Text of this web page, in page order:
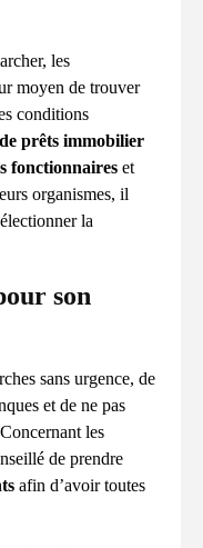
les
moyen de trouver
conditions
prêts immobilier
fonctionnaires et
organismes, il
la
son
sans urgence, de
et de ne pas
les
de prendre
afin d’avoir toutes